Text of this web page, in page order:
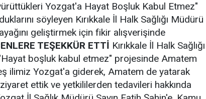
Yozgat'a Hayat Boşluk Kabul Etmez"
söyleyen Kırıkkale İl Halk Sağlığı Müdürü
geliştirmek için fikir alışverişinde
TEŞEKKÜR ETTİ Kırıkkale İl Halk Sağlığı
boşluk kabul etmez" projesinde Amatem
ilimiz Yozgat'a giderek, Amatem de yatarak
ettik ve yetkililerden tedavileri hakkında